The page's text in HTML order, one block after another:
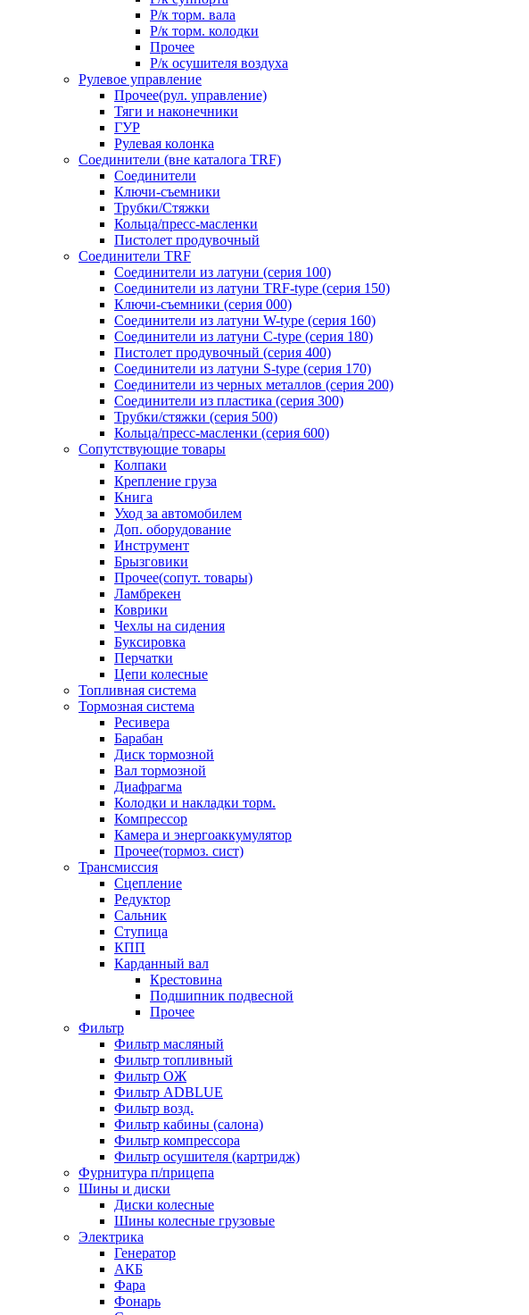
Р/к торм. вала
Р/к торм. колодки
Прочее
Р/к осушителя воздуха
Рулевое управление
Прочее(рул. управление)
Тяги и наконечники
ГУР
Рулевая колонка
Соединители (вне каталога TRF)
Соединители
Ключи-cъемники
Трубки/Стяжки
Кольца/пресс-масленки
Пистолет продувочный
Соединители TRF
Соединители из латуни (серия 100)
Соединители из латуни TRF-type (серия 150)
Ключи-съемники (серия 000)
Соединители из латуни W-type (серия 160)
Соединители из латуни С-type (серия 180)
Пистолет продувочный (серия 400)
Соединители из латуни S-type (серия 170)
Соединители из черных металлов (серия 200)
Соединители из пластика (серия 300)
Трубки/стяжки (серия 500)
Кольца/пресс-масленки (серия 600)
Сопутствующие товары
Колпаки
Крепление груза
Книга
Уход за автомобилем
Доп. оборудование
Инструмент
Брызговики
Прочее(сопут. товары)
Ламбрекен
Коврики
Чехлы на сидения
Буксировка
Перчатки
Цепи колесные
Топливная система
Тормозная система
Ресивера
Барабан
Диск тормозной
Вал тормозной
Диафрагма
Колодки и накладки торм.
Компрессор
Камера и энергоаккумулятор
Прочее(тормоз. сист)
Трансмиссия
Сцепление
Редуктор
Сальник
Ступица
КПП
Карданный вал
Крестовина
Подшипник подвесной
Прочее
Фильтр
Фильтр масляный
Фильтр топливный
Фильтр ОЖ
Фильтр ADBLUE
Фильтр возд.
Фильтр кабины (салона)
Фильтр компрессора
Фильтр осушителя (картридж)
Фурнитура п/прицепа
Шины и диски
Диски колесные
Шины колесные грузовые
Электрика
Генератор
АКБ
Фара
Фонарь